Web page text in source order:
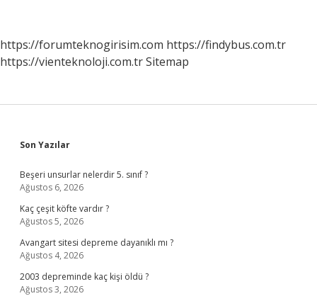
https://forumteknogirisim.com https://findybus.com.tr
https://vienteknoloji.com.trSitemap
Sidebar
Son Yazılar
Beşeri unsurlar nelerdir 5. sınıf ?
Ağustos 6, 2026
Kaç çeşit köfte vardır ?
Ağustos 5, 2026
Avangart sitesi depreme dayanıklı mı ?
Ağustos 4, 2026
2003 depreminde kaç kişi öldü ?
Ağustos 3, 2026